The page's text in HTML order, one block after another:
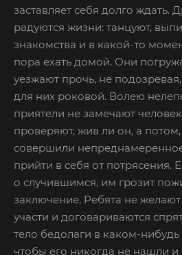
заставляет себя долго ждать.
радуются жизни: танцуют,
знакомства и в какой-то
пора ехать домой. Они
уезжают прочь, не подозревая,
для них роковой. Волею
приятели не замечают
проверяют, жив ли он, а потом,
совершили
прийти в себя от потрясения.
о случившимся, им грозит
заключение. Ребята не
участи и договариваются
тело бедолаги в каком-
чтобы его никогда не нашли и